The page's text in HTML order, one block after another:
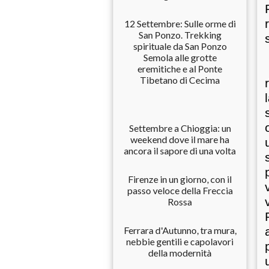
12 Settembre: Sulle orme di
San Ponzo. Trekking
spirituale da San Ponzo
Semola alle grotte
eremitiche e al Ponte
Tibetano di Cecima
Settembre a Chioggia: un
weekend dove il mare ha
ancora il sapore di una volta
Firenze in un giorno, con il
passo veloce della Freccia
Rossa
Ferrara d'Autunno, tra mura,
nebbie gentili e capolavori
della modernità